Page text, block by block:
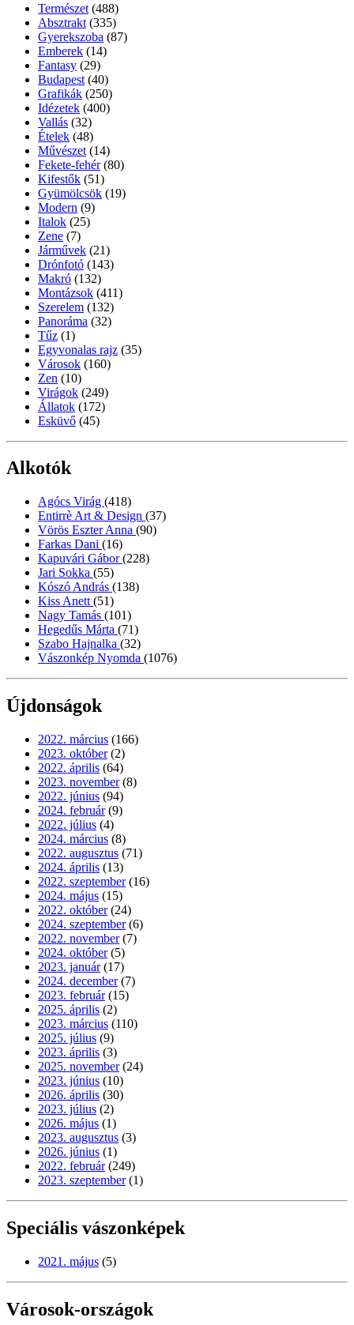
Természet (488)
Absztrakt (335)
Gyerekszoba (87)
Emberek (14)
Fantasy (29)
Budapest (40)
Grafikák (250)
Idézetek (400)
Vallás (32)
Ételek (48)
Művészet (14)
Fekete-fehér (80)
Kifestők (51)
Gyümölcsök (19)
Modern (9)
Italok (25)
Zene (7)
Járművek (21)
Drónfotó (143)
Makró (132)
Montázsok (411)
Szerelem (132)
Panoráma (32)
Tűz (1)
Egyvonalas rajz (35)
Városok (160)
Zen (10)
Virágok (249)
Állatok (172)
Esküvő (45)
Alkotók
Agócs Virág (418)
Entirrè Art & Design (37)
Vörös Eszter Anna (90)
Farkas Dani (16)
Kapuvári Gábor(228)
Jari Sokka (55)
Kószó András (138)
Kiss Anett (51)
Nagy Tamás (101)
Hegedűs Márta (71)
Szabo Hajnalka (32)
Vászonkép Nyomda (1076)
Újdonságok
2022. március (166)
2023. október (2)
2022. április (64)
2023. november (8)
2022. június (94)
2024. február (9)
2022. július (4)
2024. március (8)
2022. augusztus (71)
2024. április (13)
2022. szeptember (16)
2024. május (15)
2022. október (24)
2024. szeptember (6)
2022. november (7)
2024. október (5)
2023. január (17)
2024. december (7)
2023. február (15)
2025. április (2)
2023. március (110)
2025. július (9)
2023. április (3)
2025. november (24)
2023. június (10)
2026. április (30)
2023. július (2)
2026. május (1)
2023. augusztus (3)
2026. június (1)
2022. február (249)
2023. szeptember (1)
Speciális vászonképek
2021. május (5)
Városok-országok